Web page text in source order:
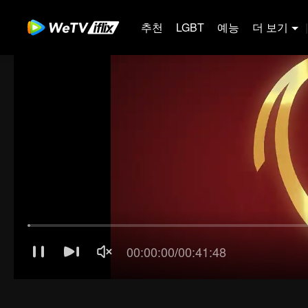
추천 LGBT 예능 더 보기 |